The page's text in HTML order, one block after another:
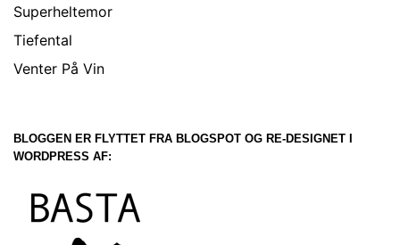
Superheltemor
Tiefental
Venter På Vin
BLOGGEN ER FLYTTET FRA BLOGSPOT OG RE-DESIGNET I
WORDPRESS AF: